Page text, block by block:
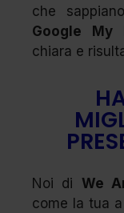
che
Google My
chiara e
Noi di We
come la tua a